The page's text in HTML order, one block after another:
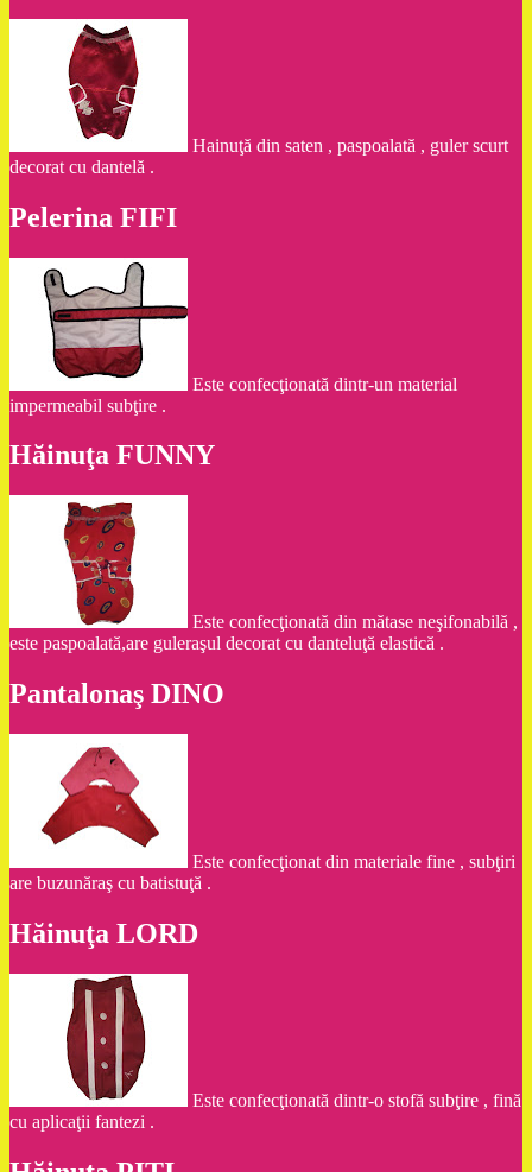
Hainuţă din saten , paspoalată , guler scurt
decorat cu dantelă .
Pelerina FIFI
Este confecţionată dintr-un material
impermeabil subţire .
Hăinuţa FUNNY
Este confecţionată din mătase neşifonabilă ,
este paspoalată,are guleraşul decorat cu danteluţă elastică .
Pantalonaş DINO
Este confecţionat din materiale fine , subţiri
are buzunăraş cu batistuţă .
Hăinuţa LORD
Este confecţionată dintr-o stofă subţire , fină
cu aplicaţii fantezi .